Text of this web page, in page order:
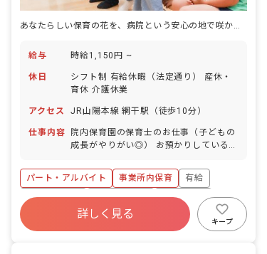
給与 時給1,150円 ~
休日
シフト制 有給休暇（法定通り） 産休・
育休 介護休業
アクセス JR山陽本線 網干駅（徒歩10分）
仕事内容
院内保育園の保育士のお仕事（子どもの
成長がやりがい◎） お預かりしている子
食事・睡眠・排泄・清潔・衣類の着脱等
・集団生活を通じた社会性の装着 ・行事
の計画・実行、お知らせの作成
パート・アルバイト 事業所内保育
有給
福利厚生充実
産休育休制度
未経験歓迎
WEB面接OK
詳しく見る
キープ